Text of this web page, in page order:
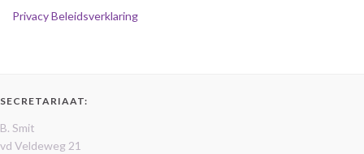
Privacy Beleidsverklaring
SECRETARIAAT:
B. Smit
vd Veldeweg 21